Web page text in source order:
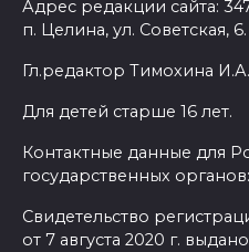
Адрес редакции сайта:
п. Целина, ул. Советская, 6.
Гл.редактор Тимохина И.А.
Для детей старше 16 лет.
Контактные данные для
государственных органов:
Свидетельство
от 7 августа 2020 г.